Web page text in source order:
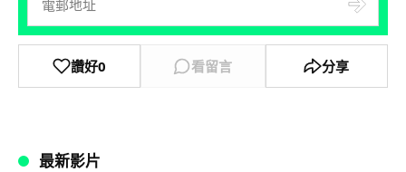
讚好0 看留言 分享
最新影片